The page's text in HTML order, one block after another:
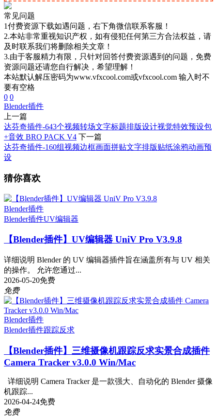
常见问题
1付费资源下载如遇问题，右下角微信联系客服！
2.本站非常重视知识产权，如有侵犯任何第三方合法权益，请
及时联系我们将删除相关文章！
3.由于客服精力有限，只针对回答付费资源遇到的问题，免费
资源问题还请您自行解决，希望理解！
本站默认解压密码为www.vfxcool.com或vfxcool.com 输入时不
要有空格
0 0
Blender插件
上一篇
达芬奇插件-643个视频转场文字标题排版设计视觉特效预设包
+音效 BRO PACK V4 下一篇
达芬奇插件-160组视频边框画面拼贴文字排版贴纸涂鸦动画预
设
猜你喜欢
Blender插件
Blender插件UV编辑器
【Blender插件】UV编辑器 UniV Pro V3.9.8
详细说明 Blender 的 UV 编辑器插件旨在涵盖所有与 UV 相关
的操作。 允许您通过...
2026-05-20免费
免费
Blender插件
Blender插件跟踪反求
【Blender插件】三维摄像机跟踪反求实景合成插件
Camera Tracker v3.0.0 Win/Mac
详细说明 Camera Tracker 是一款强大、自动化的 Blender 摄像
机跟踪...
2026-04-24免费
免费